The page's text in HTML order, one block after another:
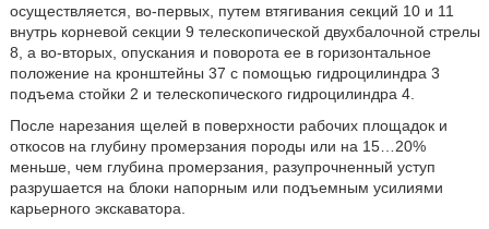
осуществляется, во-первых, путем втягивания секций 10 и 11
внутрь корневой секции 9 телескопической двухбалочной стрелы
8, а во-вторых, опускания и поворота ее в горизонтальное
положение на кронштейны 37 с помощью гидроцилиндра 3
подъема стойки 2 и телескопического гидроцилиндра 4.
После нарезания щелей в поверхности рабочих площадок и
откосов на глубину промерзания породы или на 15…20%
меньше, чем глубина промерзания, разупрочненный уступ
разрушается на блоки напорным или подъемным усилиями
карьерного экскаватора.